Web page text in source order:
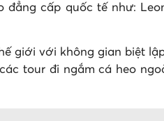
cấp quốc tế như:
giới với không gian biệt
tour đi ngắm cá heo